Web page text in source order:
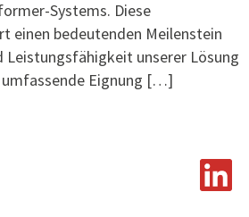
Systems. Diese
einen bedeutenden Meilenstein
unserer Lösung
Eignung […]